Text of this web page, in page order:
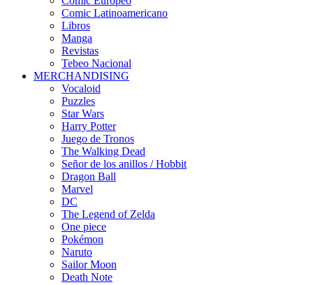
Comic Latinoamericano
Libros
Manga
Revistas
Tebeo Nacional
MERCHANDISING
Vocaloid
Puzzles
Star Wars
Harry Potter
Juego de Tronos
The Walking Dead
Señor de los anillos / Hobbit
Dragon Ball
Marvel
DC
The Legend of Zelda
One piece
Pokémon
Naruto
Sailor Moon
Death Note